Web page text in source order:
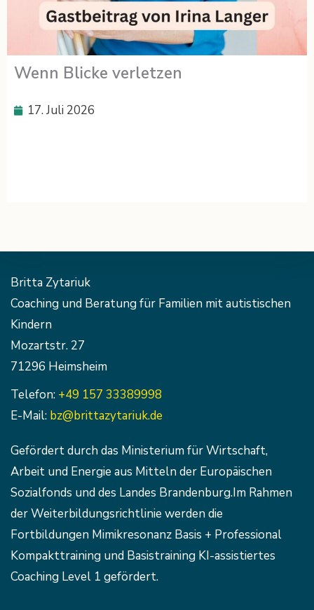
Wenn Blicke verletzen
17. Juli 2026
Britta Zytariuk
Coaching und Beratung für Familien mit autistischen
Kindern
Mozartstr. 27
71296 Heimsheim
Telefon: +49 157 33389998
E-Mail: bz@brittazytariuk.de
Gefördert durch das Ministerium für Wirtschaft,
Arbeit und Energie aus Mitteln der Europäischen
Sozialfonds und des Landes Brandenburg.Im Rahmen
der Weiterbildungsrichtlinie werden die
Fortbildungen Mimikresonanz Basis + Professional
Kompakttraining und Basistraining KI-assistiertes
Coaching Level 1 gefördert.